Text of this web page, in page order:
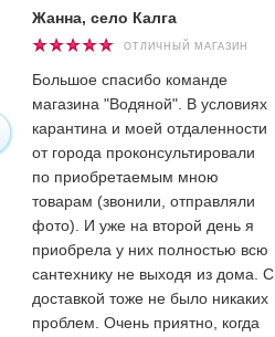
Жанна, село Калга
ОТЛИЧНЫЙ МАГАЗИН
Большое спасибо команде
магазина "Водяной". В условиях
карантина и моей отдаленности
от города проконсультировали
по приобретаемым мною
товарам (звонили, отправляли
фото). И уже на второй день я
приобрела у них полностью всю
сантехнику не выходя из дома. С
доставкой тоже не было никаких
проблем. Очень приятно, когда